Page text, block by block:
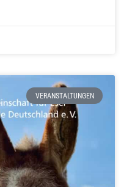
VERANSTALTUNGEN